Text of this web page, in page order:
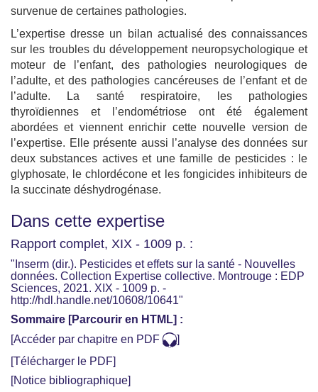
survenue de certaines pathologies.
L’expertise dresse un bilan actualisé des connaissances
sur les troubles du développement neuropsychologique et
moteur de l’enfant, des pathologies neurologiques de
l’adulte, et des pathologies cancéreuses de l’enfant et de
l’adulte. La santé respiratoire, les pathologies
thyroïdiennes et l’endométriose ont été également
abordées et viennent enrichir cette nouvelle version de
l’expertise. Elle présente aussi l’analyse des données sur
deux substances actives et une famille de pesticides : le
glyphosate, le chlordécone et les fongicides inhibiteurs de
la succinate déshydrogénase.
Dans cette expertise
Rapport complet, XIX - 1009 p. :
"Inserm (dir.). Pesticides et effets sur la santé - Nouvelles
données. Collection Expertise collective. Montrouge : EDP
Sciences, 2021. XIX - 1009 p. -
http://hdl.handle.net/10608/10641"
Sommaire [Parcourir en HTML] :
[Accéder par chapitre en PDF
]
[Télécharger le PDF]
[Notice bibliographique]